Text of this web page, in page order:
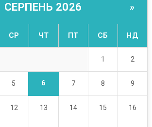
СЕРПЕНЬ 2026 »
СР ЧТ ПТ СБ НД
1 2
5 6 7 8 9
12 13 14 15 16